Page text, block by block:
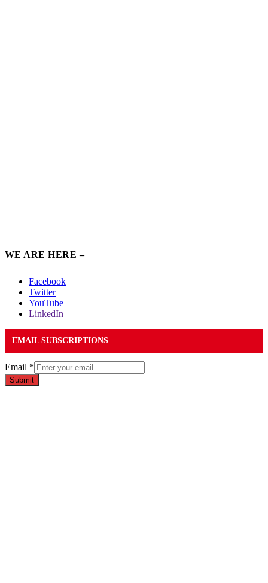
WE ARE HERE –
Facebook
Twitter
YouTube
LinkedIn
EMAIL SUBSCRIPTIONS
Email *
Submit